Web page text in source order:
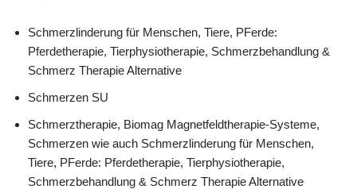
Schmerzlinderung für Menschen, Tiere, PFerde:
Pferdetherapie, Tierphysiotherapie, Schmerzbehandlung &
Schmerz Therapie Alternative
Schmerzen SU
Schmerztherapie, Biomag Magnetfeldtherapie-Systeme,
Schmerzen wie auch Schmerzlinderung für Menschen,
Tiere, PFerde: Pferdetherapie, Tierphysiotherapie,
Schmerzbehandlung & Schmerz Therapie Alternative